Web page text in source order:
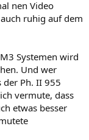
nen Video
ruhig auf dem
Systemen wird
Und wer
der Ph. II 955
vermute, dass
etwas besser